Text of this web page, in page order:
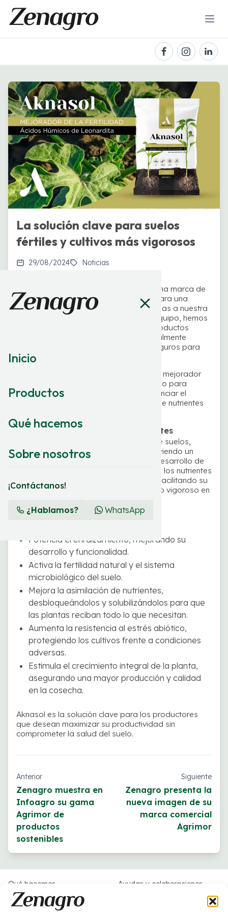
Inicio
Productos
Qué hacemos
Sobre nosotros
¡Contáctanos!
¿Hablamos? WhatsApp
La solución clave para suelos
fértiles y cultivos más vigorosos
29/08/2024 Noticias
como una marca de
referencia en soluciones innovadoras para una
agricultura sostenible y ecológica. Gracias a nuestra
labor de investigación y al trabajo en equipo, hemos
desarrollado un amplio catálogo de productos
basados en ingredientes naturales, totalmente
compatibles con el medio ambiente, seguros para
los cultivos y altamente eficaces.
, un mejorador
de suelos de última generación diseñado para
optimizar la estructura del terreno, potenciar el
enraizamiento y mejorar la asimilación de nutrientes
Suelo más fértil, cultivos más fuertes
Aknasol actúa como acondicionador de suelos,
activando su fertilidad natural y promoviendo un
equilibrio microbiológico ideal para el desarrollo de
las plantas. Su formulación desbloquea los nutrientes
presentes en el terreno y los solubiliza, facilitando su
absorción y garantizando un crecimiento vigoroso en
Beneficios de Aknasol
Potencia el enraizamiento, mejorando su
desarrollo y funcionalidad.
Activa la fertilidad natural y el sistema
microbiológico del suelo.
Mejora la asimilación de nutrientes,
desbloqueándolos y solubilizándolos para que
las plantas reciban todo lo que necesitan.
Aumenta la resistencia al estrés abiótico,
protegiendo los cultivos frente a condiciones
adversas.
Estimula el crecimiento integral de la planta,
asegurando una mayor producción y calidad
en la cosecha.
Aknasol es la solución clave para los productores
que desean maximizar su productividad sin
comprometer la salud del suelo.
Anterior
Zenagro muestra en
Infoagro su gama
Agrimor de
productos
sostenibles
Siguiente
Zenagro presenta la
nueva imagen de su
marca comercial
Agrimor
Qué hacemos
Sobre nosotros
Ayudas y colaboraciones